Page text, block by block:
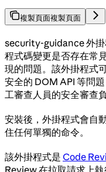
複製頁面複製頁面
security-guidance 外掛
程式碼變更是否存在常
現的問題。該外掛程式
安全的 DOM API 等問
工審查人員的安全審查負
安裝後，外掛程式會自
住任何單獨的命令。
該外掛程式是 Code